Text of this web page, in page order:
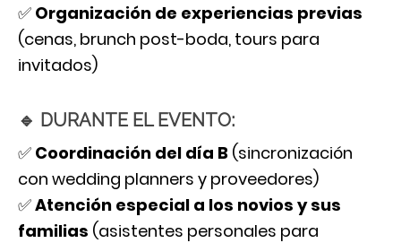
✅ Organización de experiencias previas
(cenas, brunch post-boda, tours para
invitados)
🔹 DURANTE EL EVENTO:
✅ Coordinación del día B (sincronización
con wedding planners y proveedores)
✅Atención especial a los novios y sus
familias (asistentes personales para